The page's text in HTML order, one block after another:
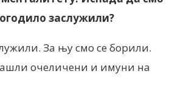
заслужили?
За њу смо се борили.
очеличени и имуни на